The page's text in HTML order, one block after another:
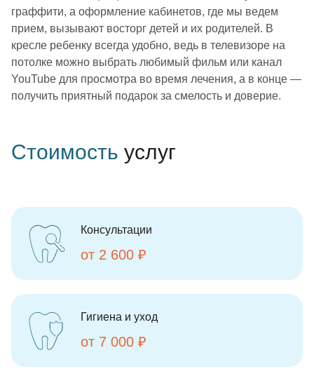
граффити, а оформление кабинетов, где мы ведем
прием, вызывают восторг детей и их родителей. В
кресле ребенку всегда удобно, ведь в телевизоре на
потолке можно выбрать любимый фильм или канал
YouTube для просмотра во время лечения, а в конце —
получить приятный подарок за смелость и доверие.
Стоимость услуг
Консультации
от 2 600 ₽
Гигиена и уход
от 7 000 ₽